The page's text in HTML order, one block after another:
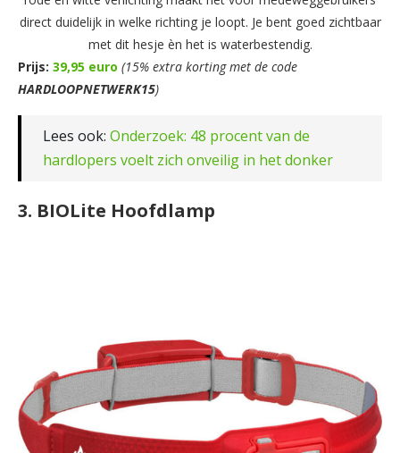
direct duidelijk in welke richting je loopt. Je bent goed zichtbaar
met dit hesje èn het is waterbestendig.
Prijs: 39,95 euro (15% extra korting met de code
HARDLOOPNETWERK15)
Lees ook: Onderzoek: 48 procent van de
hardlopers voelt zich onveilig in het donker
3. BIOLite Hoofdlamp